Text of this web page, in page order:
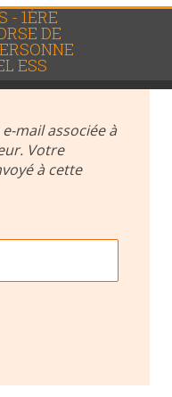
- 1ÈRE
DE
ESS
mail associée à
Votre
à cette